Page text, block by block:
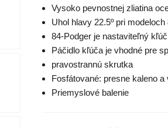
Vysoko pevnostnej zliatina
Uhol hlavy 22.5º pri
84-Podger je nastaviteľný
Páčidlo kľúča je vhodné pre
pravostrannú skrutka
Fosfátované: presne kaleno
Priemyslové balenie